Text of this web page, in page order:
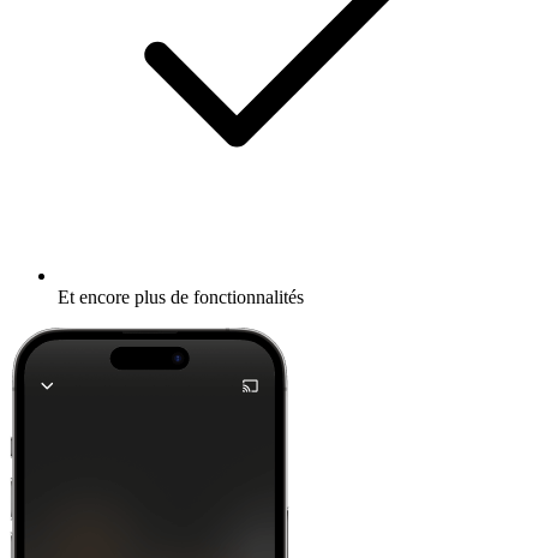
Et encore plus de fonctionnalités